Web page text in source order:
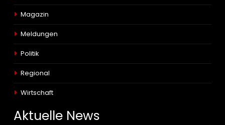
Magazin
Meldungen
Politik
Regional
Wirtschaft
Aktuelle News